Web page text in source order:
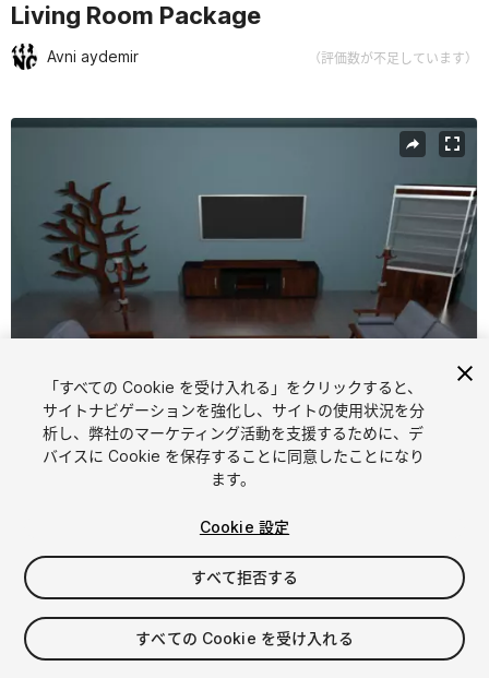
Living Room Package
Avni aydemir （評価数が不足しています）
現在のスライド：1 / 11
/11
$4.99
「すべての Cookie を受け入れる」をクリックすると、
サイトナビゲーションを強化し、サイトの使用状況を分
析し、弊社のマーケティング活動を支援するために、デ
バイスに Cookie を保存することに同意したことになり
ます。
Cookie 設定
すべて拒否する
すべての Cookie を受け入れる